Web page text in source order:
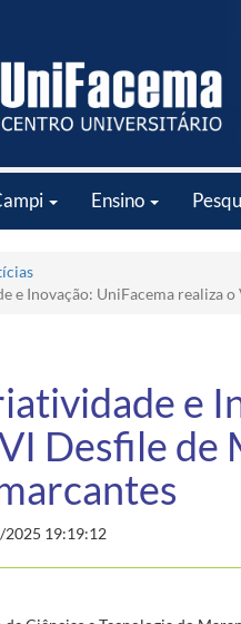
Ensino
e Inovação: UniFacema realiza
e
Desfile de
2025 19:19:12